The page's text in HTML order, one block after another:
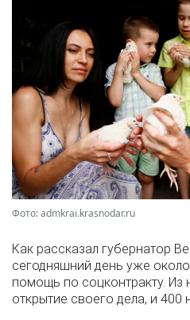
Фото: admkrai.krasnodar.ru
Как рассказал губернатор
сегодняшний день уже
помощь по соцконтракту. Из
открытие своего дела, и 400